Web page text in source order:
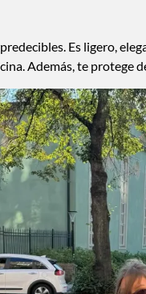
Es ligero,
Además, te protege